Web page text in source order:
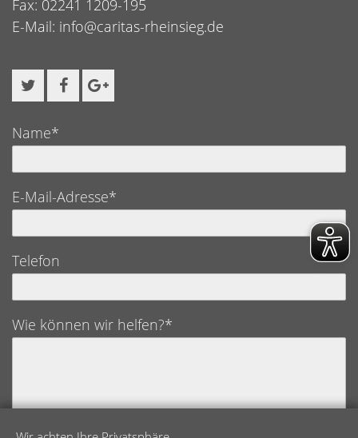
Fax: 02241 1209-195
E-Mail: info@caritas-rheinsieg.de
Name*
E-Mail-Adresse*
Telefon
Wie können wir helfen?*